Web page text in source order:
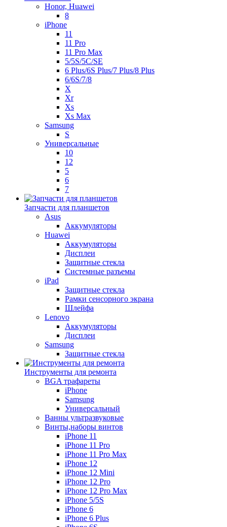
Honor, Huawei
8
iPhone
11
11 Pro
11 Pro Max
5/5S/5C/SE
6 Plus/6S Plus/7 Plus/8 Plus
6/6S/7/8
X
Xr
Xs
Xs Max
Samsung
S
Универсальные
10
12
5
6
7
Запчасти для планшетов
Asus
Аккумуляторы
Huawei
Аккумуляторы
Дисплеи
Защитные стекла
Системные разъемы
iPad
Защитные стекла
Рамки сенсорного экрана
Шлейфа
Lenovo
Аккумуляторы
Дисплеи
Samsung
Защитные стекла
Инструменты для ремонта
BGA трафареты
iPhone
Samsung
Универсальный
Ванны ультразвуковые
Винты,наборы винтов
iPhone 11
iPhone 11 Pro
iPhone 11 Pro Max
iPhone 12
iPhone 12 Mini
iPhone 12 Pro
iPhone 12 Pro Max
iPhone 5/5S
iPhone 6
iPhone 6 Plus